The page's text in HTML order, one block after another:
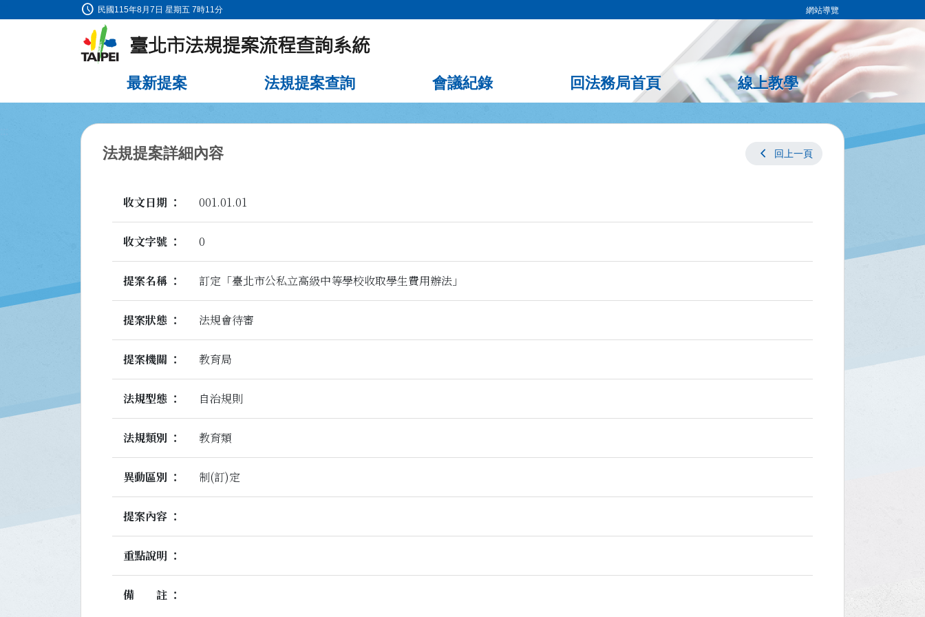
最新提案 法規提案查詢 會議紀錄 回法務局首頁 線上教學
schedule 民國115年8月7日 星期五 7時11分 網站導覽
法規提案詳細內容 chevron_left 回上一頁
收文日期 001.01.01
收文字號 0
提案名稱 訂定「臺北市公私立高級中等學校收取學生費用辦法」
提案狀態 法規會待審
提案機關 教育局
法規型態 自治規則
法規類別 教育類
異動區別 制(訂)定
提案內容
重點說明
備註